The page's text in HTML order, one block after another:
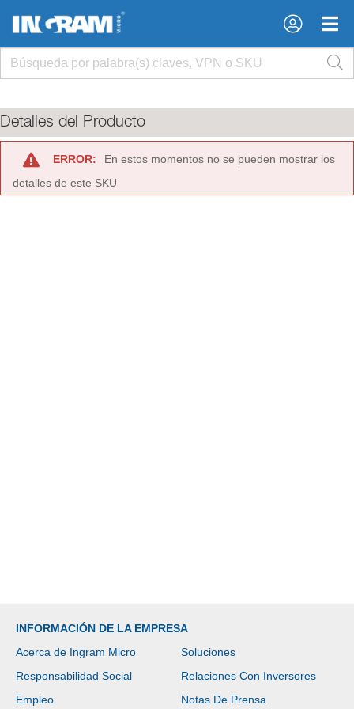
×
×
Detalles del Producto
ERROR:
En estos momentos no se pueden mostrar los
detalles de este SKU
INFORMACIÓN DE LA EMPRESA
Acerca de Ingram Micro
Soluciones
Responsabilidad Social
Relaciones Con Inversores
Empleo
Notas De Prensa